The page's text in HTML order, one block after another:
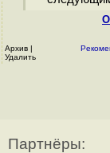
Архив |
Удалить
Партнёры: